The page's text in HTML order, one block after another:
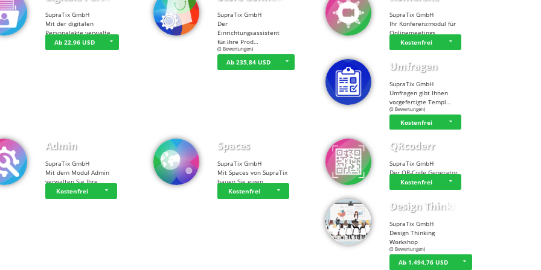
SupraTix GmbH
Mit der digitalen
Personalakte verwalte…
Ab 22,96 USD
SupraTix GmbH
Der
Einrichtungsassistent
für Ihre Prod…
☆☆☆ ☆☆
(0 Bewertungen)
Ab 235,84 USD
SupraTix GmbH
Ihr Konferenzmodul für
Onlinemeetings
Kostenfrei
Umfragen
SupraTix GmbH
Umfragen gibt Ihnen
vorgefertigte Templ…
☆☆☆☆☆
(0 Bewertungen)
Kostenfrei
Admin
SupraTix GmbH
Mit dem Modul Admin
verwalten Sie Ihre …
Kostenfrei
Spaces
SupraTix GmbH
Mit Spaces von SupraTix
bauen Sie eigen…
Kostenfrei
QRcoderr
SupraTix GmbH
Der QR-Code Generator
Kostenfrei
Design Thinking…
SupraTix GmbH
Design Thinking
Workshop
☆☆☆ ☆☆
(0 Bewertungen)
Ab 1.494,76 USD